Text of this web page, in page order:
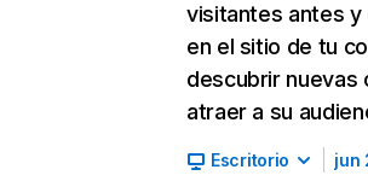
visitantes antes
en el sitio de tu
descubrir nuevas
atraer a su
Escritorio jun